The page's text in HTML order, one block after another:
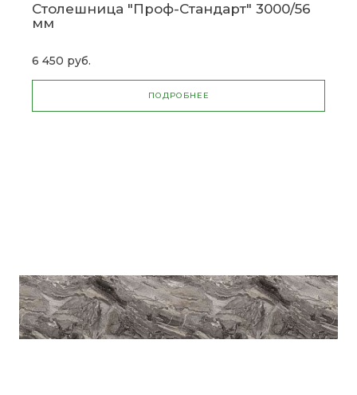
Столешница "Проф-Стандарт" 3000/56
мм
6 450 руб.
ПОДРОБНЕЕ